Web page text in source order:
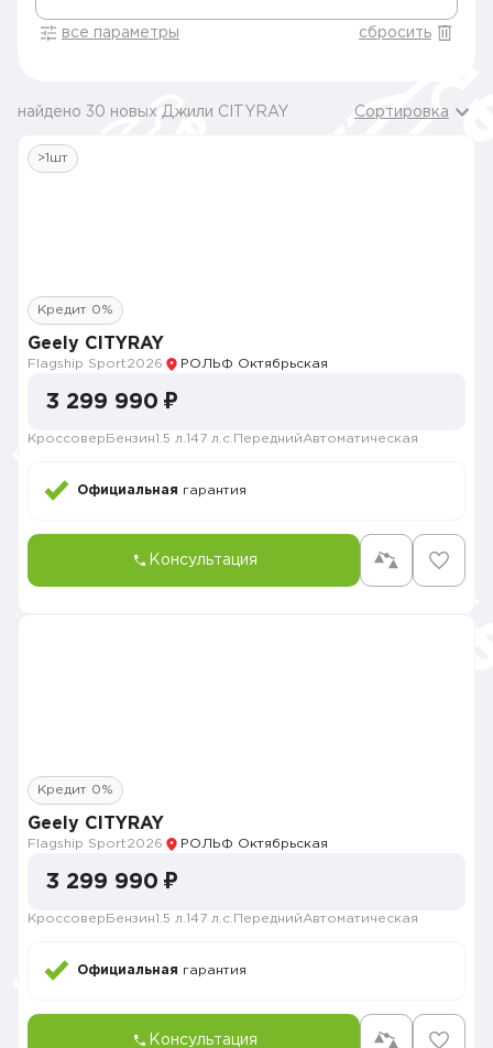
все параметры сбросить
найдено 30 новых Джили CITYRAY Сортировка
>1шт
Кредит 0%
Geely CITYRAY
Flagship Sport2026 РОЛЬФ Октябрьская
3 299 990 ₽
Кроссовер Бензин1.5 л. 147 л.с. ПереднийАвтоматическая
Официальная гарантия
Консультация
Кредит 0%
Geely CITYRAY
Flagship Sport2026 РОЛЬФ Октябрьская
3 299 990 ₽
Кроссовер Бензин1.5 л. 147 л.с. ПереднийАвтоматическая
Официальная гарантия
Консультация